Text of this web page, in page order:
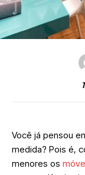
Você já pensou
medida? Pois é,
menores os